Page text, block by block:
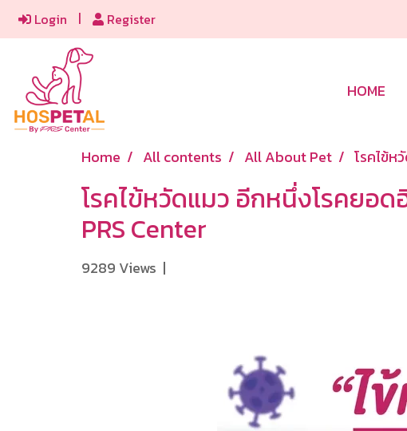
Login Register
HOME
Home All contents All About Pet โรคไข้ห
โรคไข้หวัดแมว อีกหนึ่งโรคยอ
PRS Center
9289 Views |